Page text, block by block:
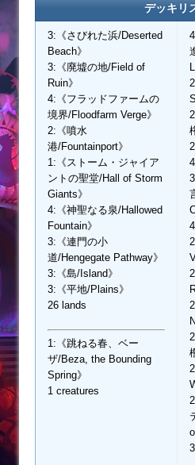
デッキリ
3:《さびれた浜/Deserted
Beach》
3:《廃墟の地/Field of
Ruin》
4:《フラッドファームの
境界/Floodfarm Verge》
2:《噴水
港/Fountainport》
1:《ストーム・ジャイア
ントの聖堂/Hall of Storm
Giants》
4:《神聖なる泉/Hallowed
Fountain》
3:《連門の小
道/Hengegate Pathway》
3:《島/Island》
3:《平地/Plains》
26 lands
1:《跳ねる春、ベー
ザ/Beza, the Bounding
Spring》
1 creatures